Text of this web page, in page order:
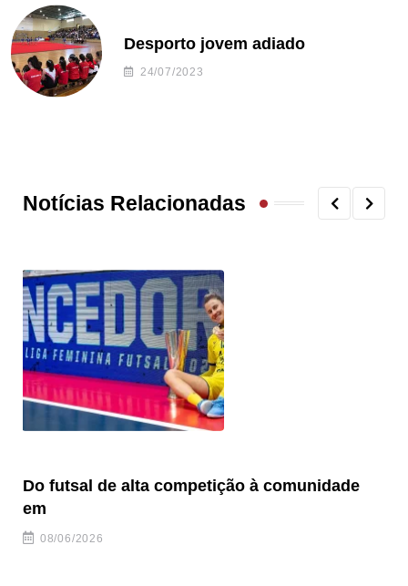
Desporto jovem adiado
24/07/2023
Notícias Relacionadas
Do futsal de alta competição à comunidade
em
08/06/2026